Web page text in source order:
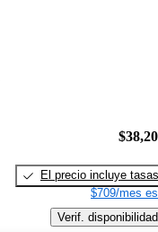
El precio incluye tasas
$709/mes
Verif. disponibilidad